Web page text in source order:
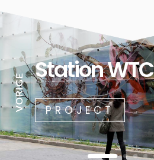
Station
PROJECT